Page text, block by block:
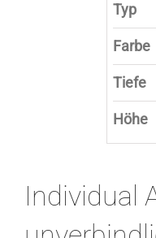
Typ
Farbe
Tiefe
Höhe
Individual